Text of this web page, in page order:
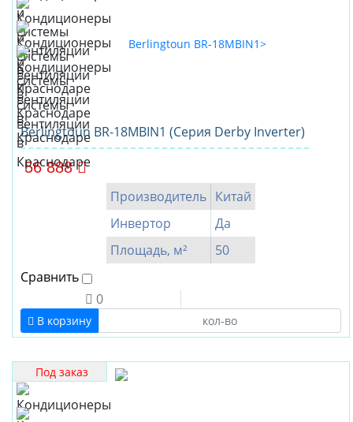
Berlingtoun BR-18MBIN1 (Серия Derby Inverter)
56 888
Производитель Китай
Инвертор
Да
Площадь, м²
50
Сравнить
0
В корзину
Под заказ